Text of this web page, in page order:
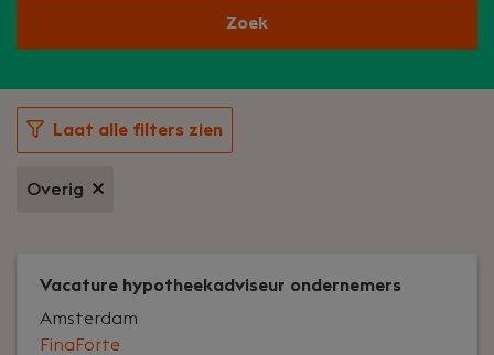
Zoek
Laat alle filters zien
Overig
Vacature hypotheekadviseur ondernemers
FinaForte
Amsterdam